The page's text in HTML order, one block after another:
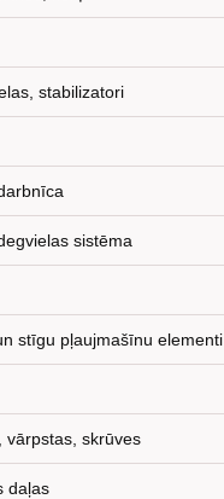
stabilizatori
sistēma
stīgu pļaujmašīnu elementi
vārpstas, skrūves
daļas